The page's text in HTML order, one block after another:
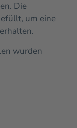
Die
um eine
wurden